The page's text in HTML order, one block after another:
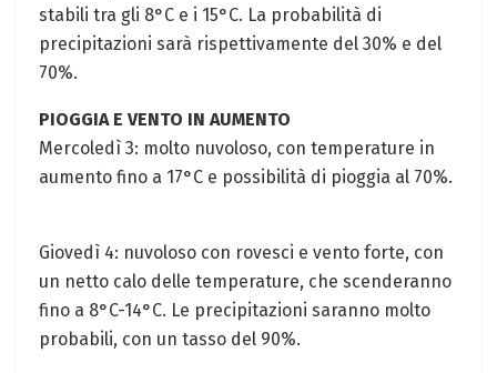
stabili tra gli 8°C e i 15°C. La probabilità ‌di
precipitazioni sarà rispettivamente⁣ del 30% e ​del
70%.
PIOGGIA E VENTO⁤ IN AUMENTO
Mercoledì⁢ 3: molto nuvoloso, con temperature in
aumento fino a 17°C e possibilità di pioggia al 70%.
Giovedì 4: nuvoloso con rovesci e vento forte, con
un netto calo delle temperature, che scenderanno
fino a 8°C-14°C.⁤ Le precipitazioni saranno molto
⁣probabili,‌ con un tasso del 90%.